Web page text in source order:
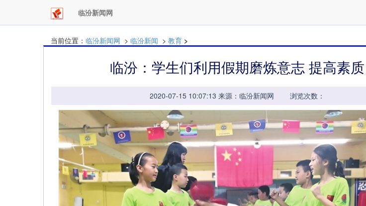
临汾新闻网
当前位置： 临汾新闻网 > 临汾新闻 > 教育 >
临汾：学生们利用假期磨炼意志 提高素质
2020-07-15 10:07:13 来源：临汾新闻网 浏览次数：